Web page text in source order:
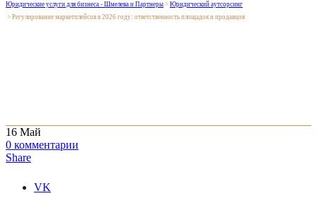
Юридические услуги для бизнеса - Шмелева и Партнеры > Юридический аутсорсинг
> Регулирование маркетплейсов в 2026 году: ответственность площадок и продавцов
16 Май
0 комментарии
Share
VK